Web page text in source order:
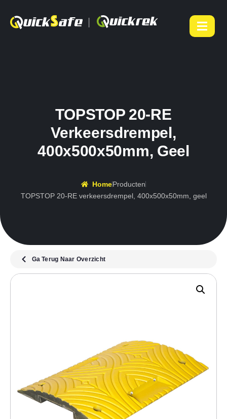
TOPSTOP 20-RE
Verkeersdrempel,
400x500x50mm, Geel
HomeProducten
TOPSTOP 20-RE verkeersdrempel, 400x500x50mm, geel
Ga Terug Naar Overzicht